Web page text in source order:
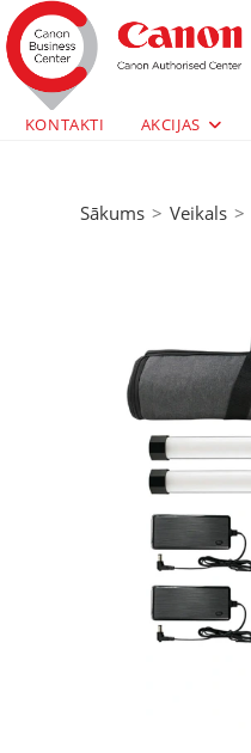
KONTAKTI AKCIJAS
Sākums > Veikals >